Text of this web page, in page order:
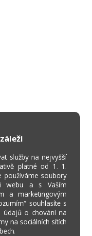
služby na nejvyšší
platné od 1. 1.
používáme soubory
webu a s Vaším
a marketingovým
souhlasíte s
údajů o chování na
na sociálních sítích